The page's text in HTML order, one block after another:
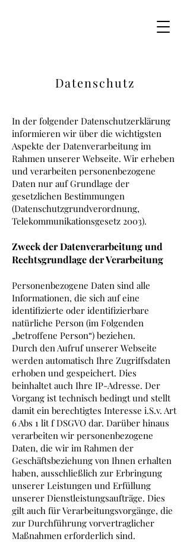
Datenschutz
​In der folgender Datenschutzerklärung
informieren wir über die wichtigsten
Aspekte der Datenverarbeitung im
Rahmen unserer Webseite. Wir erheben
und verarbeiten personenbezogene
Daten nur auf Grundlage der
gesetzlichen Bestimmungen
(Datenschutzgrundverordnung,
Telekommunikationsgesetz 2003).
Zweck der Datenverarbeitung und
Rechtsgrundlage der Verarbeitung
Personenbezogene Daten sind alle
Informationen, die sich auf eine
identifizierte oder identifizierbare
natürliche Person (im Folgenden
„betroffene Person“) beziehen.
Durch den Aufruf unserer Webseite
werden automatisch Ihre Zugriffsdaten
erhoben und gespeichert. Dies
beinhaltet auch Ihre IP-Adresse. Der
Vorgang ist technisch bedingt und stellt
damit ein berechtigtes Interesse i.S.v. Art
6 Abs 1 lit f DSGVO dar. Darüber hinaus
verarbeiten wir personenbezogene
Daten, die wir im Rahmen der
Geschäftsbeziehung von Ihnen erhalten
haben, ausschließlich zur Erbringung
unserer Leistungen und Erfüllung
unserer Dienstleistungsaufträge. Dies
gilt auch für Verarbeitungsvorgänge, die
zur Durchführung vorvertraglicher
Maßnahmen erforderlich sind.